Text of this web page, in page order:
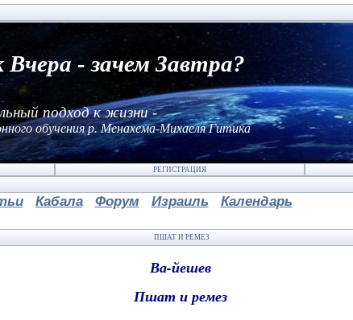
Вчера - зачем Завтра?
подход к жизни -
обучения р. Менахема-Михаеля Гитика
РЕГИСТРАЦИЯ
Кабала Форум Израиль Календарь
ПШАТ И РЕМЕЗ
Ва-йешев
Пшат и ремез